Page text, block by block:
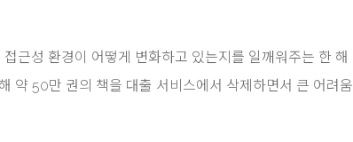
근성 환경이 어떻게 변화하고 있는지를 일깨워주는 한 해
약 50만 권의 책을 대출 서비스에서 삭제하면서 큰 어려움